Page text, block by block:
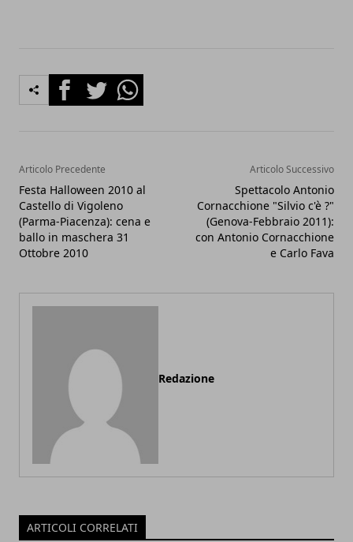
FacebookTwitterWhatsapp
Articolo Precedente
Festa Halloween 2010 al
Castello di Vigoleno
(Parma-Piacenza): cena e
ballo in maschera 31
Ottobre 2010
Articolo Successivo
Spettacolo Antonio
Cornacchione "Silvio c'è ?"
(Genova-Febbraio 2011):
con Antonio Cornacchione
e Carlo Fava
Redazione
ARTICOLI CORRELATI